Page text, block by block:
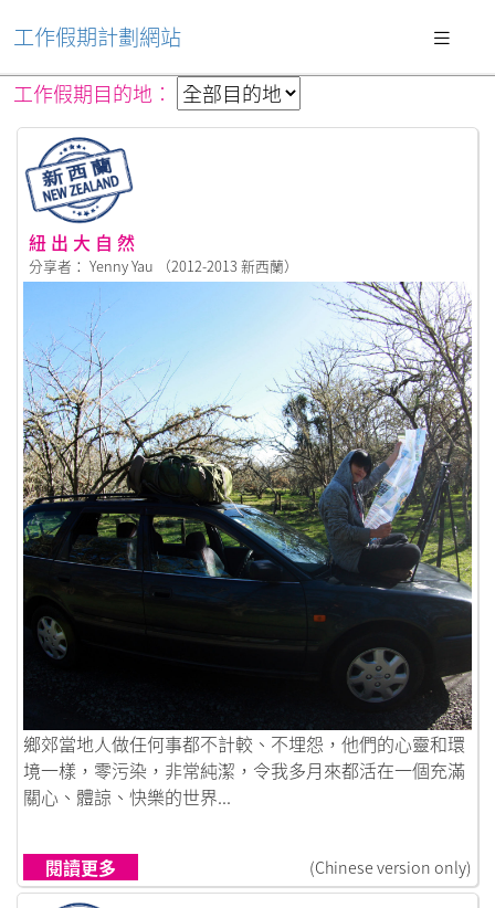
工作假期計劃網站
工作假期目的地︰
紐 出 大 自 然
分享者： Yenny Yau （2012-2013 新西蘭）
鏈接到紐 出 大 自 然
鄉郊當地人做任何事都不計較、不埋怨，他們的心靈和環
境一樣，零污染，非常純潔，令我多月來都活在一個充滿
關心、體諒、快樂的世界...
閱讀更多 (Chinese version only)